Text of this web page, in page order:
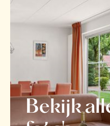
Bekijk